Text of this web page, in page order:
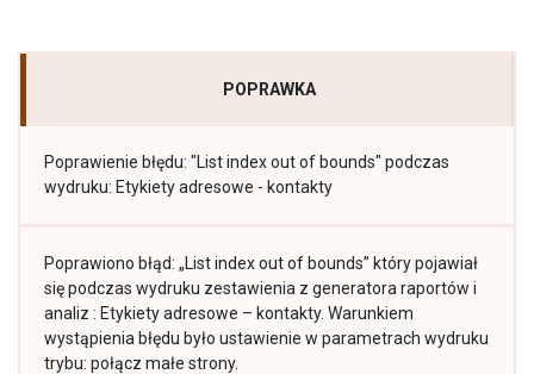
POPRAWKA
Poprawienie błędu: "List index out of bounds" podczas
wydruku: Etykiety adresowe - kontakty
Poprawiono błąd: „List index out of bounds” który pojawiał
się podczas wydruku zestawienia z generatora raportów i
analiz : Etykiety adresowe – kontakty. Warunkiem
wystąpienia błędu było ustawienie w parametrach wydruku
trybu: połącz małe strony.